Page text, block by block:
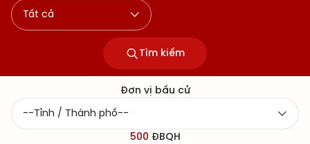
Tìm kiếm
Đơn vị bầu cử
500 ĐBQH